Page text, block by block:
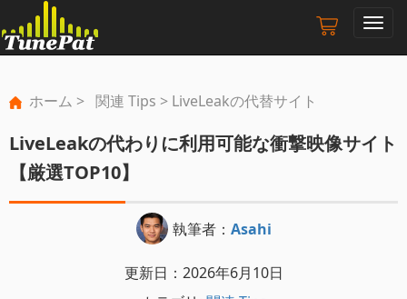
ナ
ン
ホーム > 関連 Tips > LiveLeakの代替サイト
LiveLeakの代わりに利用可能な衝撃映像サイト
【厳選TOP10】
執筆者： Asahi
更新日：2026年6月10日